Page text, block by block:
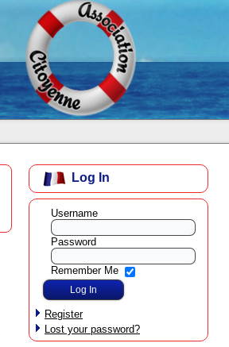
Log In
Username
Password
Remember Me
Register
Lost your password?